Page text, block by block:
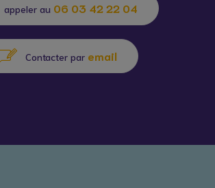
appeler au 06 03 42 22 04
Contacter par email